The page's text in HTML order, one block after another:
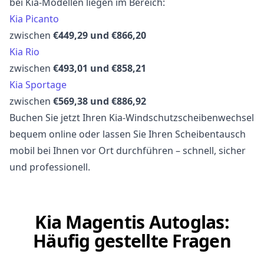
Kia Picanto
zwischen €449,29 und €866,20
Kia Rio
zwischen €493,01 und €858,21
Kia Sportage
zwischen €569,38 und €886,92
Buchen Sie jetzt Ihren Kia-Windschutzscheibenwechsel
bequem online oder lassen Sie Ihren Scheibentausch
mobil bei Ihnen vor Ort durchführen – schnell, sicher
und professionell.
Kia Magentis Autoglas:
Häufig gestellte Fragen